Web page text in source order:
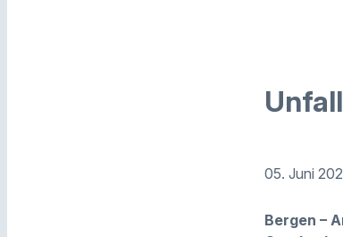
05. Juni
Bergen –